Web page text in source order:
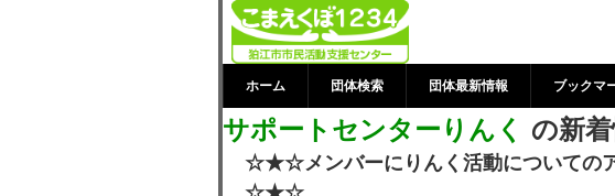
サポートセンターり
民活動支援センター
ホーム 団体検索 団体最新情報 ブックマ
サポートセンターりんく の新
☆★☆メンバーにりんく活動についての